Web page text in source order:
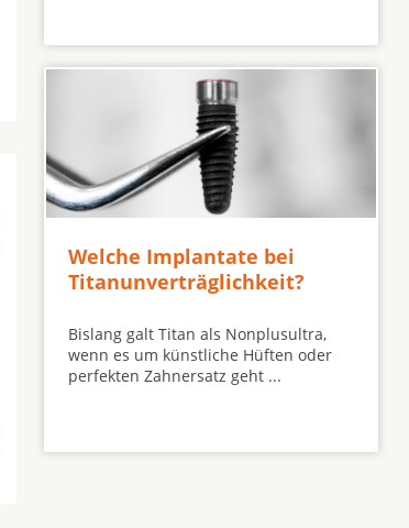
Welche Implantate bei
Titanunverträglichkeit?
Bislang galt Titan als Nonplusultra,
wenn es um künstliche Hüften oder
perfekten Zahnersatz geht ...